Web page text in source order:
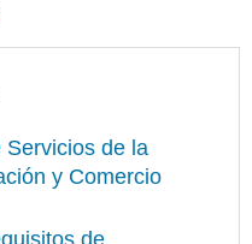
de la
y Comercio